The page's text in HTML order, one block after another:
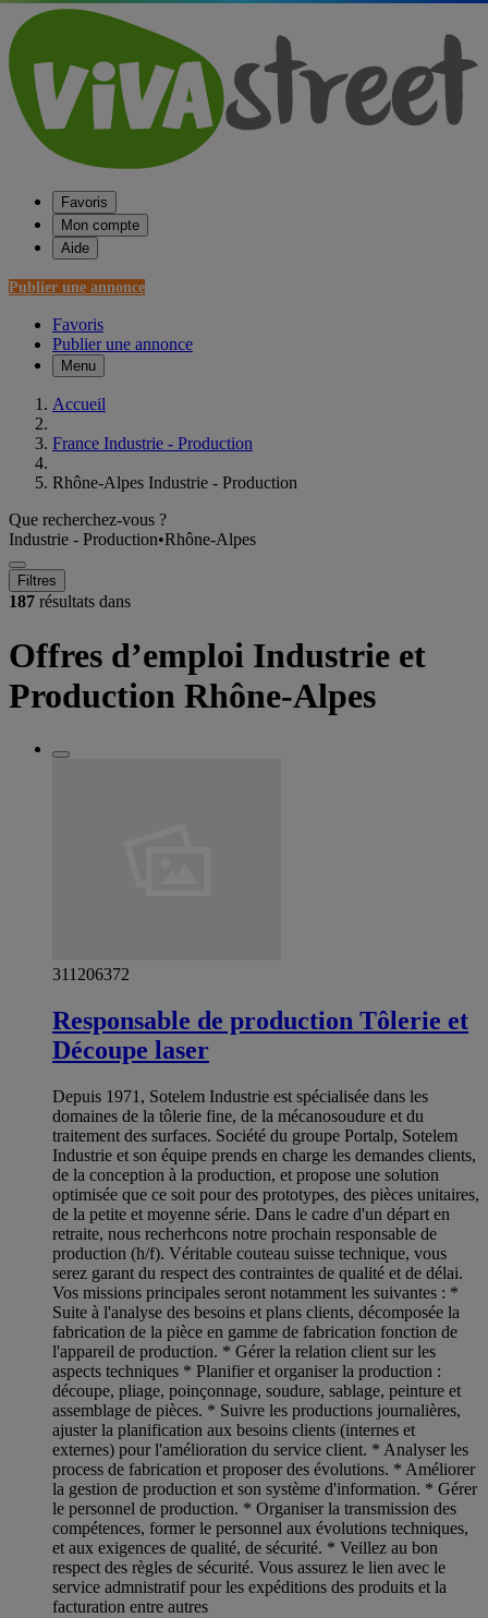
Favoris
Mon compte
Aide
Publier une annonce
Favoris
Publier une annonce
Menu
Accueil
France Industrie - Production
Rhône-Alpes Industrie - Production
Que recherchez-vous ?
Industrie - Production•Rhône-Alpes
Filtres
187 résultats dans
Offres d’emploi Industrie et
Production Rhône-Alpes
311206372
Responsable de production Tôlerie et
Découpe laser
Depuis 1971, Sotelem Industrie est spécialisée dans les
domaines de la tôlerie fine, de la mécano­soudure et du
traitement des surfaces. Société du groupe Portalp, Sotelem
Industrie et son équipe prends en charge les demandes clients,
de la conception à la production, et propose une solution
optimisée que ce soit pour des prototypes, des pièces unitaires,
de la petite et moyenne série. Dans le cadre d'un départ en
retraite, nous recherhcons notre prochain responsable de
production (h/f). Véritable couteau suisse technique, vous
serez garant du respect des contraintes de qualité et de délai.
Vos missions principales seront notamment les suivantes : *
Suite à l'analyse des besoins et plans clients, décomposée la
fabrication de la pièce en gamme de fabrication fonction de
l'appareil de production. * Gérer la relation client sur les
aspects techniques * Planifier et organiser la production :
découpe, pliage, poinçonnage, soudure, sablage, peinture et
assemblage de pièces. * Suivre les productions journalières,
ajuster la planification aux besoins clients (internes et
externes) pour l'amélioration du service client. * Analyser les
process de fabrication et proposer des évolutions. * Améliorer
la gestion de production et son système d'information. * Gérer
le personnel de production. * Organiser la transmission des
compétences, former le personnel aux évolutions techniques,
et aux exigences de qualité, de sécurité. * Veillez au bon
respect des règles de sécurité. Vous assurez le lien avec le
service admnistratif pour les expéditions des produits et la
facturation entre autres